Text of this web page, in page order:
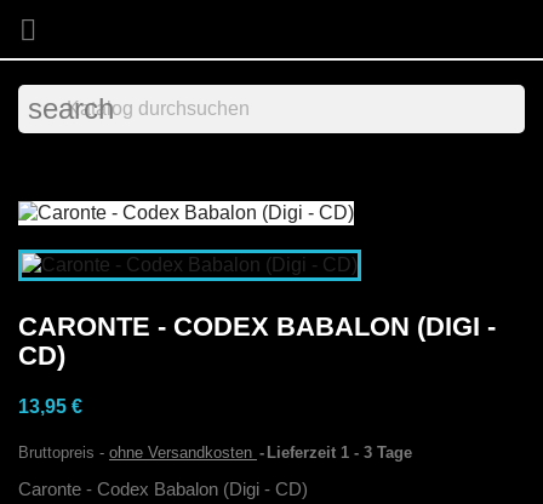

search
CARONTE - CODEX BABALON (DIGI -
CD)
13,95 €
Bruttopreis ohne Versandkosten Lieferzeit 1 - 3 Tage
Caronte - Codex Babalon (Digi - CD)